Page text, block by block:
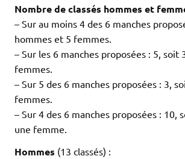
Nombre de classés hommes et
– Sur au moins 4 des 6 manches
hommes et 5 femmes.
– Sur les 6 manches proposées : 5, soit
femmes.
– Sur 5 des 6 manches proposées : 3,
femmes.
– Sur 4 des 6 manches proposées : 10,
une femme.
Hommes (13 classés) :